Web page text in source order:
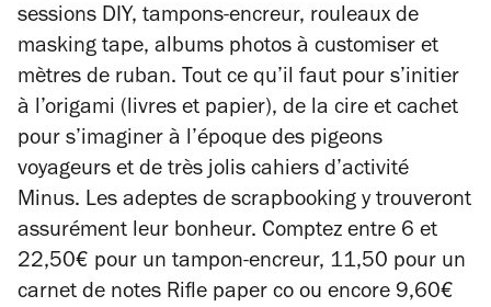
sessions DIY, tampons-encreur, rouleaux de
masking tape, albums photos à customiser et
mètres de ruban. Tout ce qu’il faut pour s’initier
à l’origami (livres et papier), de la cire et cachet
pour s’imaginer à l’époque des pigeons
voyageurs et de très jolis cahiers d’activité
Minus. Les adeptes de scrapbooking y trouveront
assurément leur bonheur. Comptez entre 6 et
22,50€ pour un tampon-encreur, 11,50 pour un
carnet de notes Rifle paper co ou encore 9,60€